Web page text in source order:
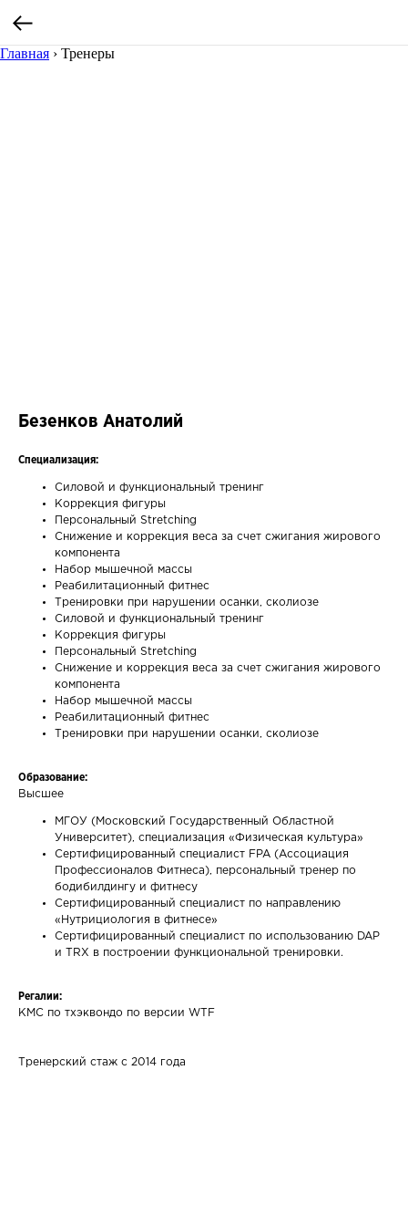
Главная › Тренеры
Безенков Анатолий
Специализация:
Силовой и функциональный тренинг
Коррекция фигуры
Персональный Stretching
Снижение и коррекция веса за счет сжигания жирового
компонента
Набор мышечной массы
Реабилитационный фитнес
Тренировки при нарушении осанки, сколиозе
Силовой и функциональный тренинг
Коррекция фигуры
Персональный Stretching
Снижение и коррекция веса за счет сжигания жирового
компонента
Набор мышечной массы
Реабилитационный фитнес
Тренировки при нарушении осанки, сколиозе
Образование:
Высшее
МГОУ (Московский Государственный Областной
Университет), специализация «Физическая культура»
Сертифицированный специалист FPA (Ассоциация
Профессионалов Фитнеса), персональный тренер по
бодибилдингу и фитнесу
Сертифицированный специалист по направлению
«Нутрициология в фитнесе»
Сертифицированный специалист по использованию DAP
и TRX в построении функциональной тренировки.
Регалии:
КМС по тхэквондо по версии WTF
Тренерский стаж с 2014 года